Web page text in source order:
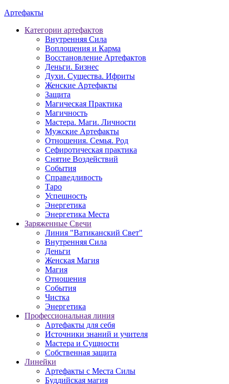
Артефакты
Категории артефактов
Внутренняя Сила
Воплощения и Карма
Восстановление Артефактов
Деньги. Бизнес
Духи. Существа. Ифриты
Женские Артефакты
Защита
Магическая Практика
Магичность
Мастера. Маги. Личности
Мужские Артефакты
Отношения. Семья. Род
Сефиротическая практика
Снятие Воздействий
События
Справедливость
Таро
Успешность
Энергетика
Энергетика Места
Заряженные Свечи
Линия "Ватиканский Свет"
Внутренняя Сила
Деньги
Женская Магия
Магия
Отношения
События
Чистка
Энергетика
Профессиональная линия
Артефакты для себя
Источники знаний и учителя
Мастера и Сущности
Собственная защита
Линейки
Артефакты с Места Силы
Буддийская магия